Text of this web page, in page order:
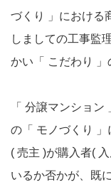
づくり 」における
しましての工事監
かい「 こだわり 」
「 分譲マンショ
の「 モノづくり
( 売主 )が購入者(
いるか否かが、既